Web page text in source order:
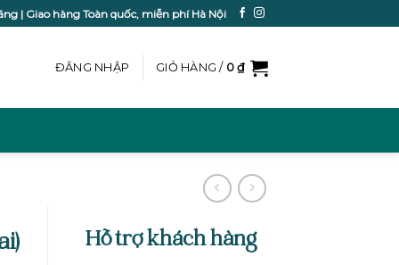
| Giao hàng Toàn quốc, miễn phí Hà Nội
ĐĂNG NHẬP GIỎ HÀNG / 0₫
Hỗ trợ khách hàng